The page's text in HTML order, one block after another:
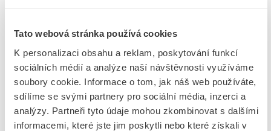
Tato webová stránka používá cookies
K personalizaci obsahu a reklam, poskytování funkcí
sociálních médií a analýze naší návštěvnosti využíváme
soubory cookie. Informace o tom, jak náš web používáte,
sdílíme se svými partnery pro sociální média, inzerci a
analýzy. Partneři tyto údaje mohou zkombinovat s dalšími
informacemi, které jste jim poskytli nebo které získali v
Přidat k porovnání
10 ks
19 ks